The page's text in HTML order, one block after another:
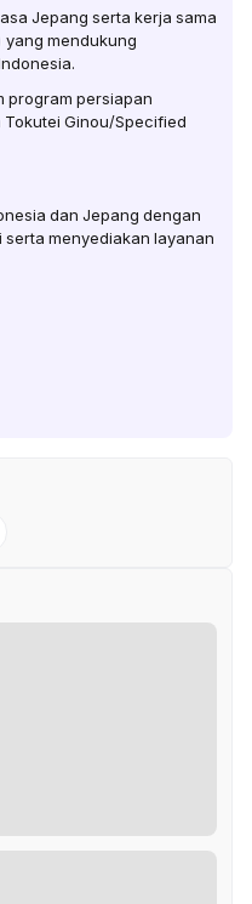
Jepang serta kerja sama
yang mendukung
program persiapan
Ginou/Specified
dan Jepang dengan
menyediakan layanan